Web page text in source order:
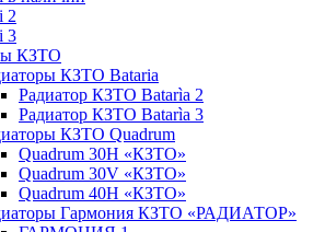
2
3
КЗТО
КЗТО Bataria
Радиатор КЗТО Batarìa 2
Радиатор КЗТО Batarìa 3
КЗТО Quadrum
Quadrum 30H «КЗТО»
Quadrum 30V «КЗТО»
Quadrum 40H «КЗТО»
Гармония КЗТО «РАДИАТОР»